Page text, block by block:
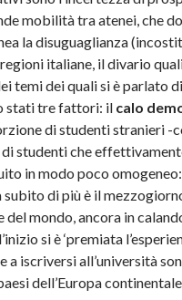
mobilità tra atenei, che
la disuguaglianza
italiane, il divario
temi dei quali si è parlato
stati tre fattori: il calo
di studenti stranieri
studenti che
in modo poco
subito di più è il
del mondo, ancora in
si è ‘premiata
a iscriversi all’università
dell’Europa